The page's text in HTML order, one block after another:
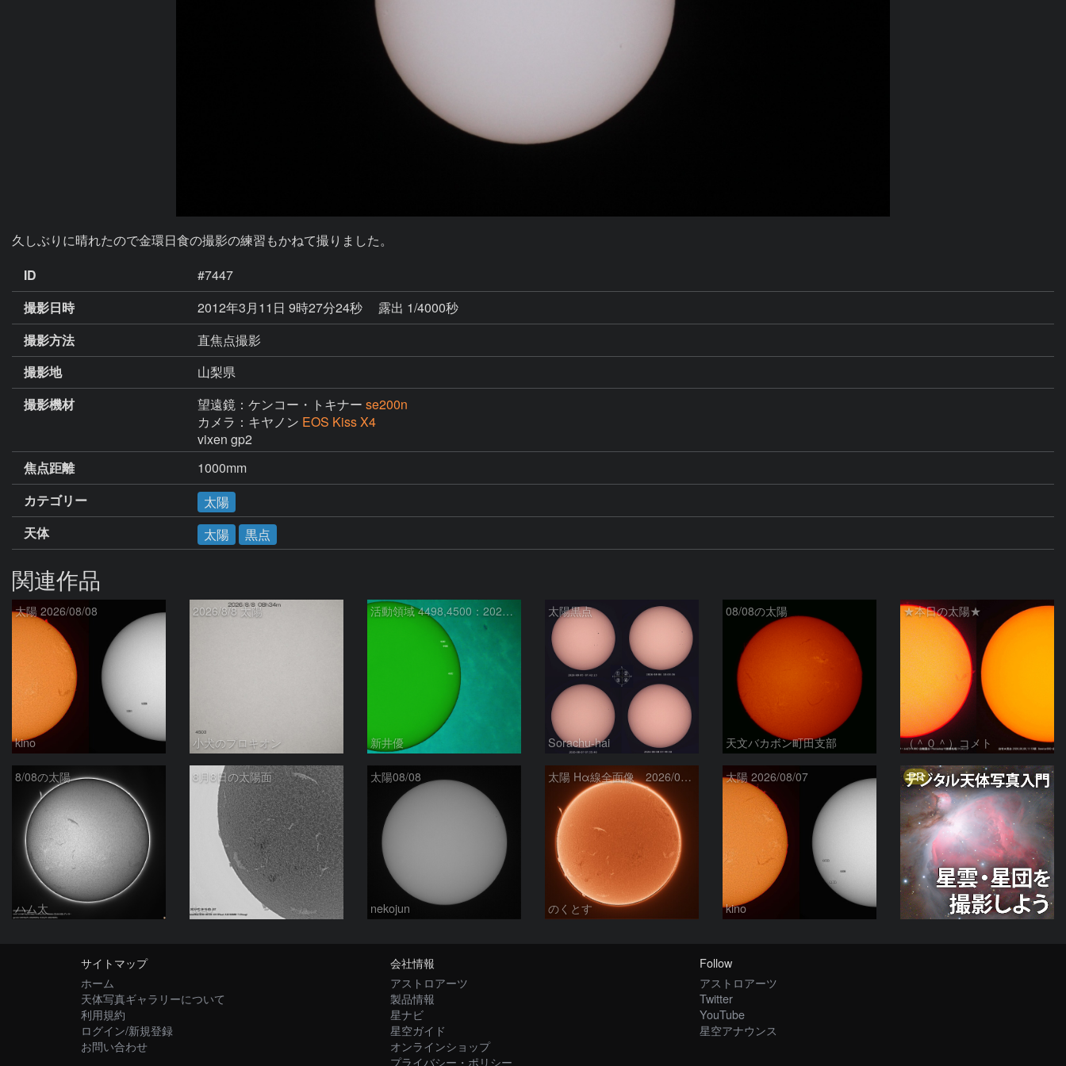
久しぶりに晴れたので金環日食の撮影の練習もかねて撮りました。
ID
#7447
撮影日時
2012年3月11日 9時27分24秒
露出 1/4000秒
撮影方法
直焦点撮影
撮影地
山梨県
撮影機材
望遠鏡：ケンコー・トキナー se200n
カメラ：キヤノン EOS Kiss X4
vixen gp2
焦点距離
1000mm
カテゴリー
太陽
天体
太陽 黒点
関連作品
太陽 2026/08/08
kino
2026/8/8 太陽
小犬のプロキオン
活動領域 4498,4500：2026/08/08
新井優
太陽黒点
Sorachu-hai
08/08の太陽
天文バカボン町田支部
★本日の太陽★
（＾０＾）コメト
8/08の太陽
ハム太
8月8日の太陽面
ta-o
太陽08/08
nekojun
太陽 Hα線全面像 2026/08/08
のくとす
太陽 2026/08/07
kino
PR
サイトマップ
ホーム
天体写真ギャラリーについて
利用規約
ログイン/新規登録
お問い合わせ
会社情報
アストロアーツ
製品情報
星ナビ
星空ガイド
オンラインショップ
プライバシー・ポリシー
Follow
アストロアーツ
Twitter
YouTube
星空アナウンス